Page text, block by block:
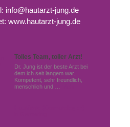
info@hautarzt-jung.de
www.hautarzt-jung.de
Tolles Team, toller Arzt!
Dr. Jung ist der beste Arzt bei
dem ich seit langem war.
Kompetent, sehr freundlich,
menschlich und …